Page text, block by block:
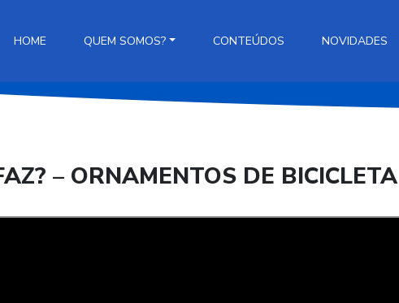
HOME QUEM SOMOS? CONTEÚDOS NOVIDADES
– ORNAMENTOS DE BICICLETA